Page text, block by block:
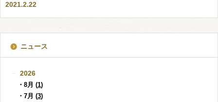
2021.2.22
ニュース
2026
・8月 (1)
・7月 (3)